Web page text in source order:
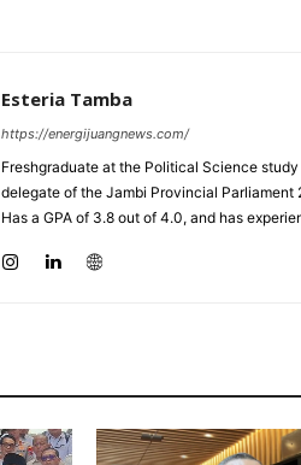
Esteria Tamba
https://energijuangnews.com/
Freshgraduate at the Political Science
delegate of the Jambi Provincial
Has a GPA of 3.8 out of 4.0, and has